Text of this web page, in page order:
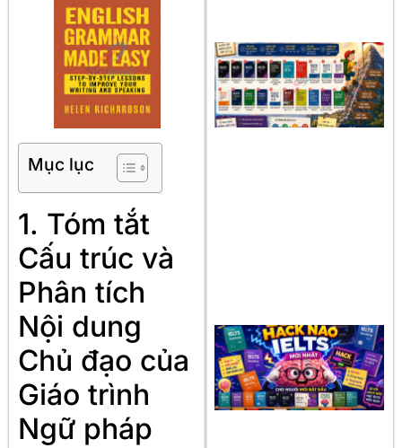
Mục lục
1. Tóm tắt
Cấu trúc và
Phân tích
Nội dung
Chủ đạo của
Giáo trình
Ngữ pháp